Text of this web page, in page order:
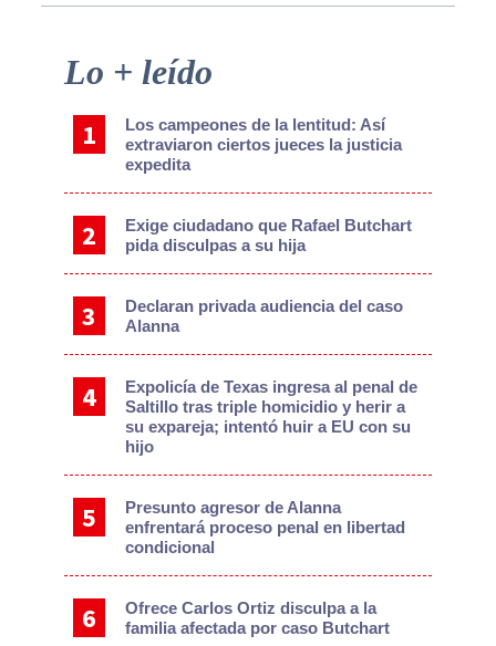
Primary
Lo + leído
Los campeones de la lentitud: Así
extraviaron ciertos jueces la justicia
expedita
Exige ciudadano que Rafael Butchart
pida disculpas a su hija
Declaran privada audiencia del caso
Alanna
Expolicía de Texas ingresa al penal de
Saltillo tras triple homicidio y herir a
su expareja; intentó huir a EU con su
hijo
Presunto agresor de Alanna
enfrentará proceso penal en libertad
condicional
Ofrece Carlos Ortiz disculpa a la
familia afectada por caso Butchart